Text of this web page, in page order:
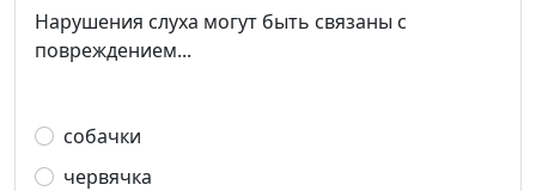
Нарушения слуха могут быть связаны с
повреждением...
собачки
червячка